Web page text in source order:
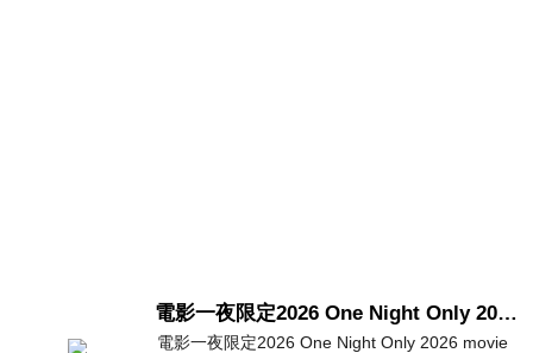
電影一夜限定2026 One Night Only 2026 movie
電影一夜限定2026 One Night Only 2026 movie